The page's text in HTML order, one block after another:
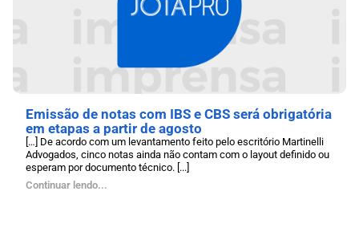
Emissão de notas com IBS e CBS será obrigatória
em etapas a partir de agosto
[…] De acordo com um levantamento feito pelo escritório Martinelli
Advogados, cinco notas ainda não contam com o layout definido ou
esperam por documento técnico. [...]
Continuar lendo...